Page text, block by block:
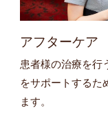
アフターケア
患者様の治療を行
をサポートするた
ます。